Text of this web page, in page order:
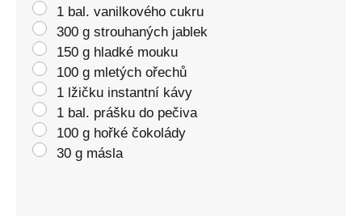
1 bal. vanilkového cukru
300 g strouhaných jablek
150 g hladké mouku
100 g mletých ořechů
1 lžičku instantní kávy
1 bal. prášku do pečiva
100 g hořké čokolády
30 g másla